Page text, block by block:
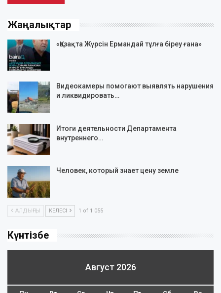
Жаңалықтар
«Қазақта Жүрсін Ермандай тұлға біреу ғана»
Видеокамеры помогают выявлять нарушения
и ликвидировать…
Итоги деятельности Департамента
внутреннего…
Человек, который знает цену земле
АЛДЫҢҒЫ КЕЛЕСІ 1 of 1 055
Күнтізбе
Август 2026